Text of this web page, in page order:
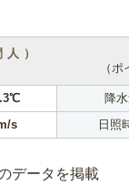
）
（
降
s 日照
データを掲載